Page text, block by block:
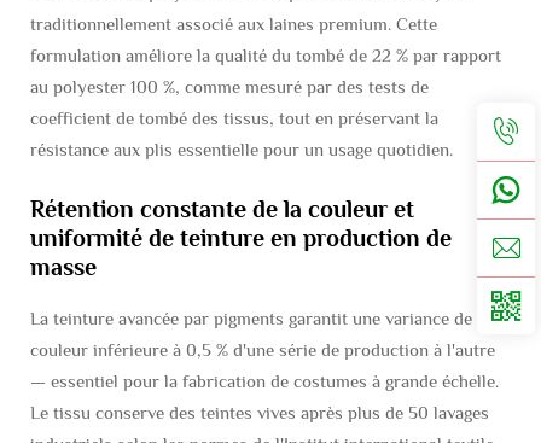
traditionnellement associé aux laines premium. Cette
formulation améliore la qualité du tombé de 22 % par rapport
au polyester 100 %, comme mesuré par des tests de
coefficient de tombé des tissus, tout en préservant la
résistance aux plis essentielle pour un usage quotidien.
Rétention constante de la couleur et
uniformité de teinture en production de
masse
La teinture avancée par pigments garantit une variance de
couleur inférieure à 0,5 % d'une série de production à l'autre
— essentiel pour la fabrication de costumes à grande échelle.
Le tissu conserve des teintes vives après plus de 50 lavages